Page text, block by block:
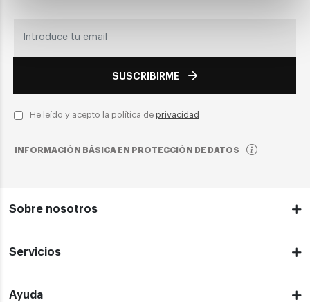
SUSCRIBIRME
He leído y acepto la política de privacidad
INFORMACIÓN BÁSICA EN PROTECCIÓN DE DATOS
Sobre nosotros
Servicios
Ayuda